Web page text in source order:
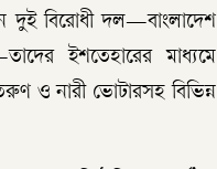
দুই বিরোধী দল—বাংলাদেশ
ইশতেহারের মাধ্যমে
ও নারী ভোটারসহ বিভিন্ন